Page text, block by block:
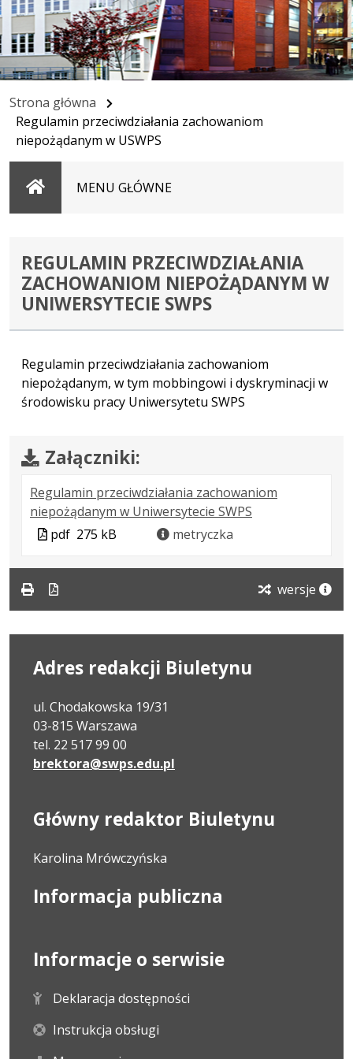
Strona główna
Regulamin przeciwdziałania zachowaniom
niepożądanym w USWPS
StronaMENU GŁÓWNE
REGULAMIN PRZECIWDZIAŁANIA
ZACHOWANIOM NIEPOŻĄDANYM W
UNIWERSYTECIE SWPS
Regulamin przeciwdziałania zachowaniom
niepożądanym, w tym mobbingowi i dyskryminacji w
środowisku pracy Uniwersytetu SWPS
Załączniki:
Regulamin przeciwdziałania zachowaniom
niepożądanym w Uniwersytecie SWPS
formacie:
pdf
275
kB
w
nowej
Plik
formacie
pdf 275 kB metryczka
wersje
Adres redakcji Biuletynu
ul. Chodakowska 19/31
03-815 Warszawa
tel. 22 517 99 00
brektora@swps.edu.pl
Główny redaktor Biuletynu
Karolina Mrówczyńska
Informacja publiczna
Informacje o serwisie
Deklaracja dostępności
Instrukcja obsługi